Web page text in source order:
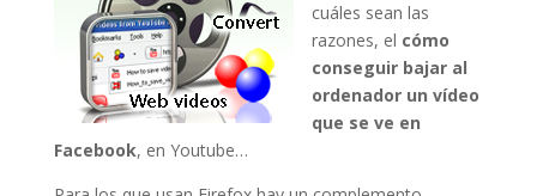
cuáles sean las
razones, el cómo
conseguir bajar al
ordenador un vídeo
que se ve en
Facebook, en Youtube…